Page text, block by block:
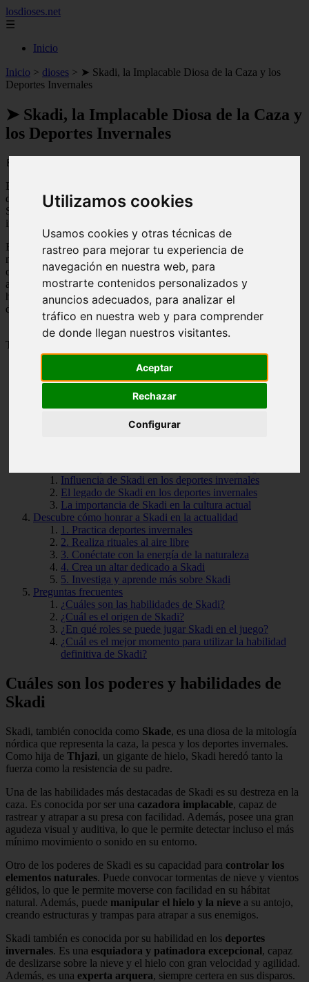
Utilizamos cookies
Usamos cookies y otras técnicas de
rastreo para mejorar tu experiencia de
navegación en nuestra web, para
mostrarte contenidos personalizados y
anuncios adecuados, para analizar el
tráfico en nuestra web y para comprender
de donde llegan nuestros visitantes.
Aceptar
Rechazar
Configurar
losdioses.net
☰
Inicio
Inicio > dioses > ➤ Skadi, la Implacable Diosa de la Caza y los
Deportes Invernales
➤ Skadi, la Implacable Diosa de la Caza y
los Deportes Invernales
📅 13/04/2025
En la mitología nórdica,
deportes invernales y la venganza. Conocida como la "implacable",
Skadi es una figura poderosa y temible que ha dejado una huella
importante en las historias y creencias de los antiguos vikingos.
Exploraremos la fascinante figura de Skadi y su papel en la
mitología nórdica. Analizaremos sus características, su relación con
otros dioses y diosas, así como las historias y leyendas en las que
aparece. Además, aprenderemos sobre los rituales y festividades en
honor a Skadi, y cómo su influencia ha perdurado hasta nuestros
días.
Tabla de Contenido
Cuáles son los poderes y habilidades de Skadi
La historia y mitología de Skadi, la diosa nórdica de la caza
La búsqueda de venganza
El matrimonio con Njord
Influencia de Skadi en los deportes invernales
El legado de Skadi en los deportes invernales
La importancia de Skadi en la cultura actual
Descubre cómo honrar a Skadi en la actualidad
1. Practica deportes invernales
2. Realiza rituales al aire libre
3. Conéctate con la energía de la naturaleza
4. Crea un altar dedicado a Skadi
5. Investiga y aprende más sobre Skadi
Preguntas frecuentes
¿Cuáles son las habilidades de Skadi?
¿Cuál es el origen de Skadi?
¿En qué roles se puede jugar Skadi en el juego?
¿Cuál es el mejor momento para utilizar la habilidad
definitiva de Skadi?
Cuáles son los poderes y habilidades de
Skadi
Skadi, también conocida como Skade, es una diosa de la mitología
nórdica que representa la caza, la pesca y los deportes invernales.
Como hija de Thjazi, un gigante de hielo, Skadi heredó tanto la
fuerza como la resistencia de su padre.
Una de las habilidades más destacadas de Skadi es su destreza en la
caza. Es conocida por ser una cazadora implacable, capaz de
rastrear y atrapar a su presa con facilidad. Además, posee una gran
agudeza visual y auditiva, lo que le permite detectar incluso el más
mínimo movimiento o sonido en su entorno.
Otro de los poderes de Skadi es su capacidad para controlar los
elementos naturales. Puede convocar tormentas de nieve y vientos
gélidos, lo que le permite moverse con facilidad en su hábitat
natural. Además, puede manipular el hielo y la nieve a su antojo,
creando estructuras y trampas para atrapar a sus enemigos.
Skadi también es conocida por su habilidad en los deportes
invernales. Es una esquiadora y patinadora excepcional, capaz
de deslizarse sobre la nieve y el hielo con gran velocidad y agilidad.
Además, es una experta arquera, siempre certera en sus disparos.